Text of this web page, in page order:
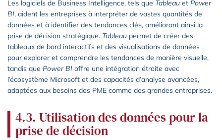
Les logiciels de Business Intelligence, tels que Tableau et Power
BI, aident les entreprises à interpréter de vastes quantités de
données et à identifier des tendances clés, améliorant ainsi la
prise de décision stratégique. Tableau permet de créer des
tableaux de bord interactifs et des visualisations de données
pour explorer et comprendre les tendances de manière visuelle,
tandis que Power BI offre une intégration étroite avec
l’écosystème Microsoft et des capacités d’analyse avancées,
adaptées aux besoins des PME comme des grandes entreprises.
4.3. Utilisation des données pour la
prise de décision